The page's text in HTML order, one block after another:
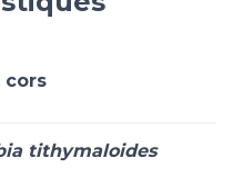
cors
tithymaloides